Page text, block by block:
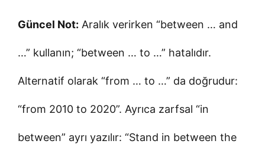
Güncel Not: Aralık verirken “between … and
…” kullanın; “between … to …” hatalıdır.
Alternatif olarak “from … to …” da doğrudur:
“from 2010 to 2020”. Ayrıca zarfsal “in
between” ayrı yazılır: “Stand in between the